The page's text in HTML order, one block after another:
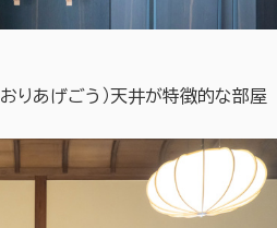
りあげごう）天井が特徴的な部屋